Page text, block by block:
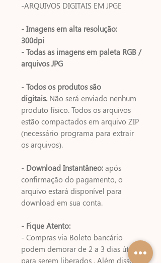
-ARQUIVOS DIGITAIS EM JPGE
- Imagens em alta resolução:
300dpi
- Todas as imagens em paleta RGB /
arquivos JPG
- Todos os produtos são
digitais. Não será enviado nenhum
produto físico. Todos os arquivos
estão compactados em arquivo ZIP
(necessário programa para extrair
os arquivos).
- Download Instantâneo: após
confirmação do pagamento, o
arquivo estará disponível para
download em sua conta.
- Fique Atento:
- Compras via Boleto bancário
podem demorar de 2 a 3 dias úteis
para serem liberados . Além disso,